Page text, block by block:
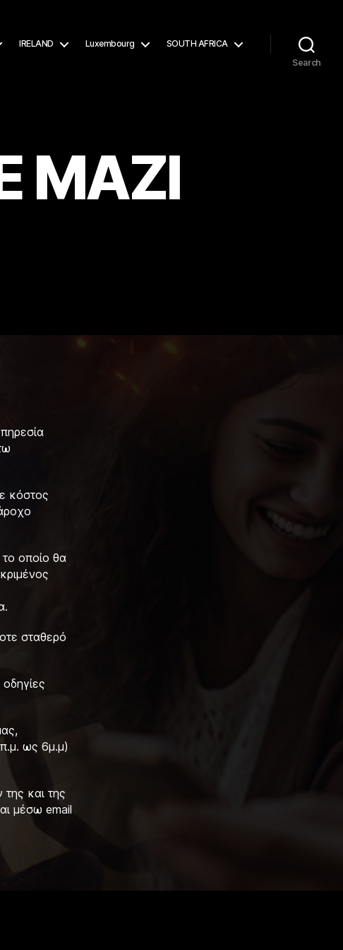
IRELAND Luxembourg
SOUTH AFRICA
Search
ΜΑΖΙ
κόστος
οποίο θα
σταθερό
ως 6μ.μ)
και της
μέσω email